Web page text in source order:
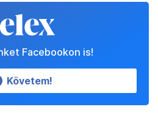
Facebookon is!
Követem!